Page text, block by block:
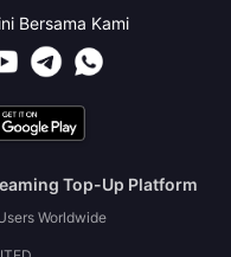
Bersama Kami
Top-Up Platform
Worldwide